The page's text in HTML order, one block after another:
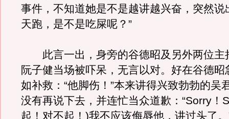
事件，不知道她是不是越讲越兴奋，突然说
天跑，是不是吃屎呢？”
此言一出，身旁的谷德昭及另外两位主
阮子健当场被吓呆，无言以对。好在谷德昭
如补救：“他脚伤！”本来讲得兴致勃勃的吴
没有再说下去，并连忙当众道歉：“Sorry！
起！对不起！)我不应该侮辱他，讲过头了